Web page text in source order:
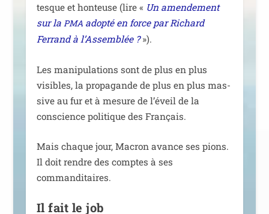
tesque et hon­teuse (lire « Un amen­de­ment
sur la PMAadop­té en force par Richard
Ferrand à l’Assemblée ?»).
Les mani­pu­la­tions sont de plus en plus
visibles, la pro­pa­gande de plus en plus mas­
sive au fur et à mesure de l’é­veil de la
conscience poli­tique des Français.
Mais chaque jour, Macron avance ses pions.
Il doit rendre des comptes à ses
commanditaires.
Il fait le job